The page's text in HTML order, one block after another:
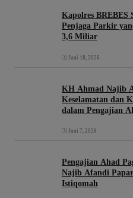
Kapolres BREBES
Penjaga Parkir
3,6 Miliar
Juni 18, 2026
KH Ahmad Najib
Keselamatan dan
dalam Pengajian
Juni 7, 2026
Pengajian Ahad
Najib Afandi
Istiqomah